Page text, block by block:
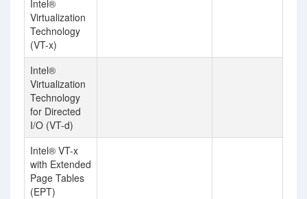
Intel®
Virtualization
Technology
(VT-x)
Intel®
Virtualization
Technology
for Directed
I/O (VT-d)
Intel® VT-x
with Extended
Page Tables
(EPT)